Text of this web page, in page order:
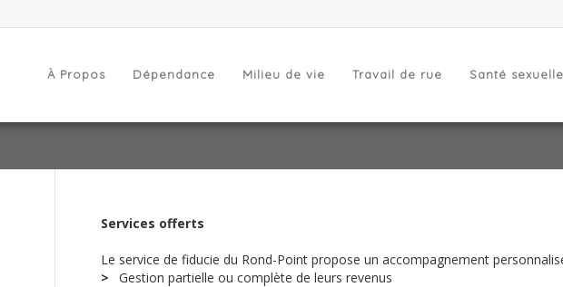
À Propos Dépendance Milieu de vie Travail de rue Santé sexuelle
Services offerts
Le service de fiducie du Rond-Point propose un accompagnement
Gestion partielle ou complète de leurs revenus